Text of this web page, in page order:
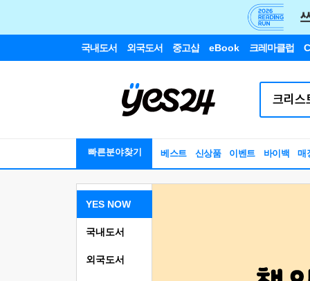
국내도서 외국도서 중고샵 eBook 크레마클럽
빠른분야찾기 베스트 신상품 이벤트 바이백 매
YES NOW
국내도서
외국도서